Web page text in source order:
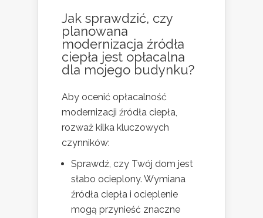
Jak sprawdzić, czy
planowana
modernizacja źródła
ciepła jest opłacalna
dla mojego budynku?
Aby ocenić opłacalność
modernizacji źródła ciepła,
rozważ kilka kluczowych
czynników:
Sprawdź, czy Twój dom jest
słabo ocieplony. Wymiana
źródła ciepła i ocieplenie
mogą przynieść znaczne